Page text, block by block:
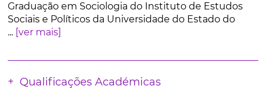
Graduação em Sociologia do Instituto de Estudos
Sociais e Políticos da Universidade do Estado do
... [ver mais]
Qualificações Académicas